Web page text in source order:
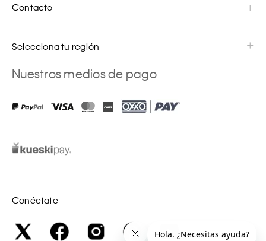
Contacto
Selecciona tu región
Nuestros medios de pago
Conéctate